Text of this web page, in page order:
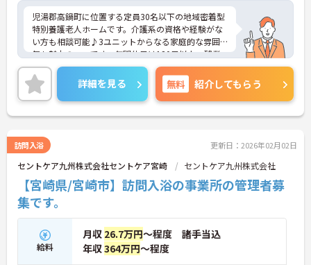
児湯郡高鍋町に位置する定員30名以下の地域密着型
特別養護老人ホームです。介護系の資格や経験がな
い方も相談可能♪3ユニットからなる家庭的な雰囲
気も魅力の一つです。年間休日は120日以上、残業
は月平均5時間程度と少なく、メリハリのある勤務
が実現しやすいです。ご興味ある方には、面接対策
ポイントなど、さらに詳細をお話しいたしますので
お気軽にご相談ください！
詳細を見る 無料 紹介してもらう
訪問入浴 更新日：2026年02月02日
セントケア九州株式会社セントケア宮崎 セントケア九州株式会社
【宮崎県/宮崎市】訪問入浴の事業所の管理者募
集です。
給料
月収 26.7万円～程度 諸手当込
年収364万円～程度